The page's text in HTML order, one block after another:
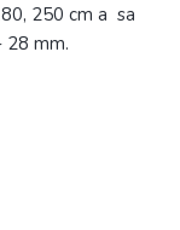
250 cm a sa
28 mm.